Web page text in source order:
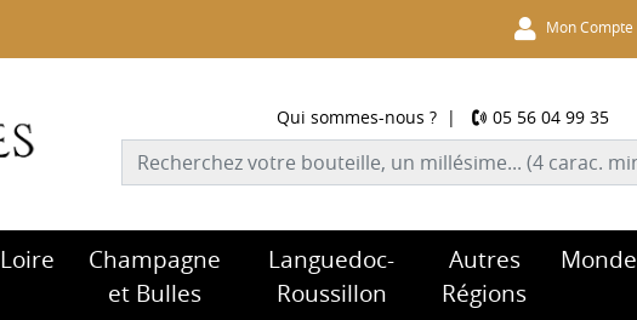
Mon Compte
Qui sommes-nous ?| 05 56 04 99 35
Loire
Champagne
et Bulles
Languedoc-
Roussillon
Autres
Régions
Monde